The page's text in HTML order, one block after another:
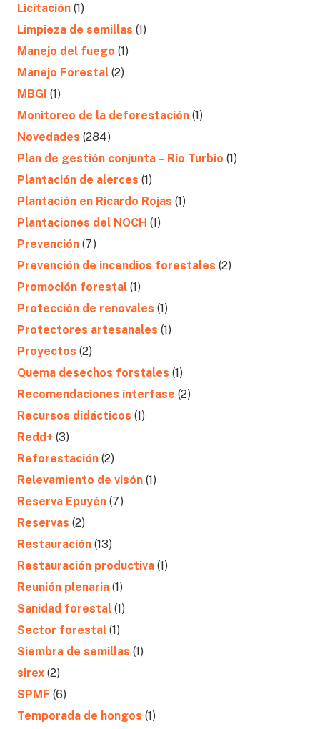
Licitación (1)
Limpieza de semillas (1)
Manejo del fuego (1)
Manejo Forestal (2)
MBGI (1)
Monitoreo de la deforestación (1)
Novedades (284)
Plan de gestión conjunta – Río Turbio (1)
Plantación de alerces (1)
Plantación en Ricardo Rojas (1)
Plantaciones del NOCH (1)
Prevención (7)
Prevención de incendios forestales (2)
Promoción forestal (1)
Protección de renovales (1)
Protectores artesanales (1)
Proyectos (2)
Quema desechos forstales (1)
Recomendaciones interfase (2)
Recursos didácticos (1)
Redd+ (3)
Reforestación (2)
Relevamiento de visón (1)
Reserva Epuyén (7)
Reservas (2)
Restauración (13)
Restauración productiva (1)
Reunión plenaria (1)
Sanidad forestal (1)
Sector forestal (1)
Siembra de semillas (1)
sirex (2)
SPMF (6)
Temporada de hongos (1)